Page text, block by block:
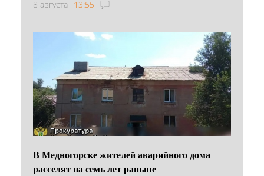
8 августа 13:55
В Медногорске жителей аварийного дома
расселят на семь лет раньше